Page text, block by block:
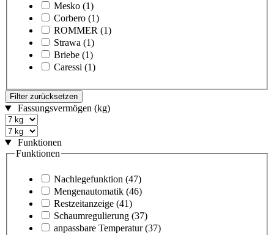
Mesko (1)
Corbero (1)
ROMMER (1)
Strawa (1)
Briebe (1)
Caressi (1)
Filter zurücksetzen
Fassungsvermögen (kg)
Funktionen
Funktionen
Nachlegefunktion (47)
Mengenautomatik (46)
Restzeitanzeige (41)
Schaumregulierung (37)
anpassbare Temperatur (37)